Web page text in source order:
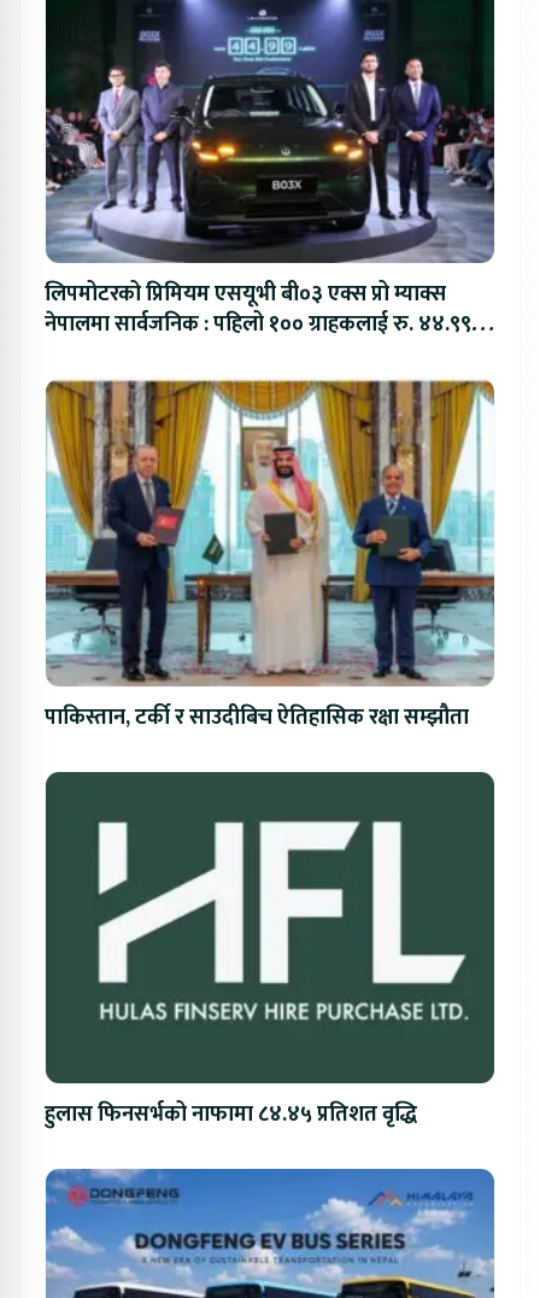
लिपमोटरको प्रिमियम एसयूभी बी०३ एक्स प्रो म्याक्स
नेपालमा सार्वजनिक : पहिलो १०० ग्राहकलाई रु. ४४.९९
पाकिस्तान, टर्की र साउदीबिच ऐतिहासिक रक्षा सम्झौता
हुलास फिनसर्भको नाफामा ८४.४५ प्रतिशत वृद्धि